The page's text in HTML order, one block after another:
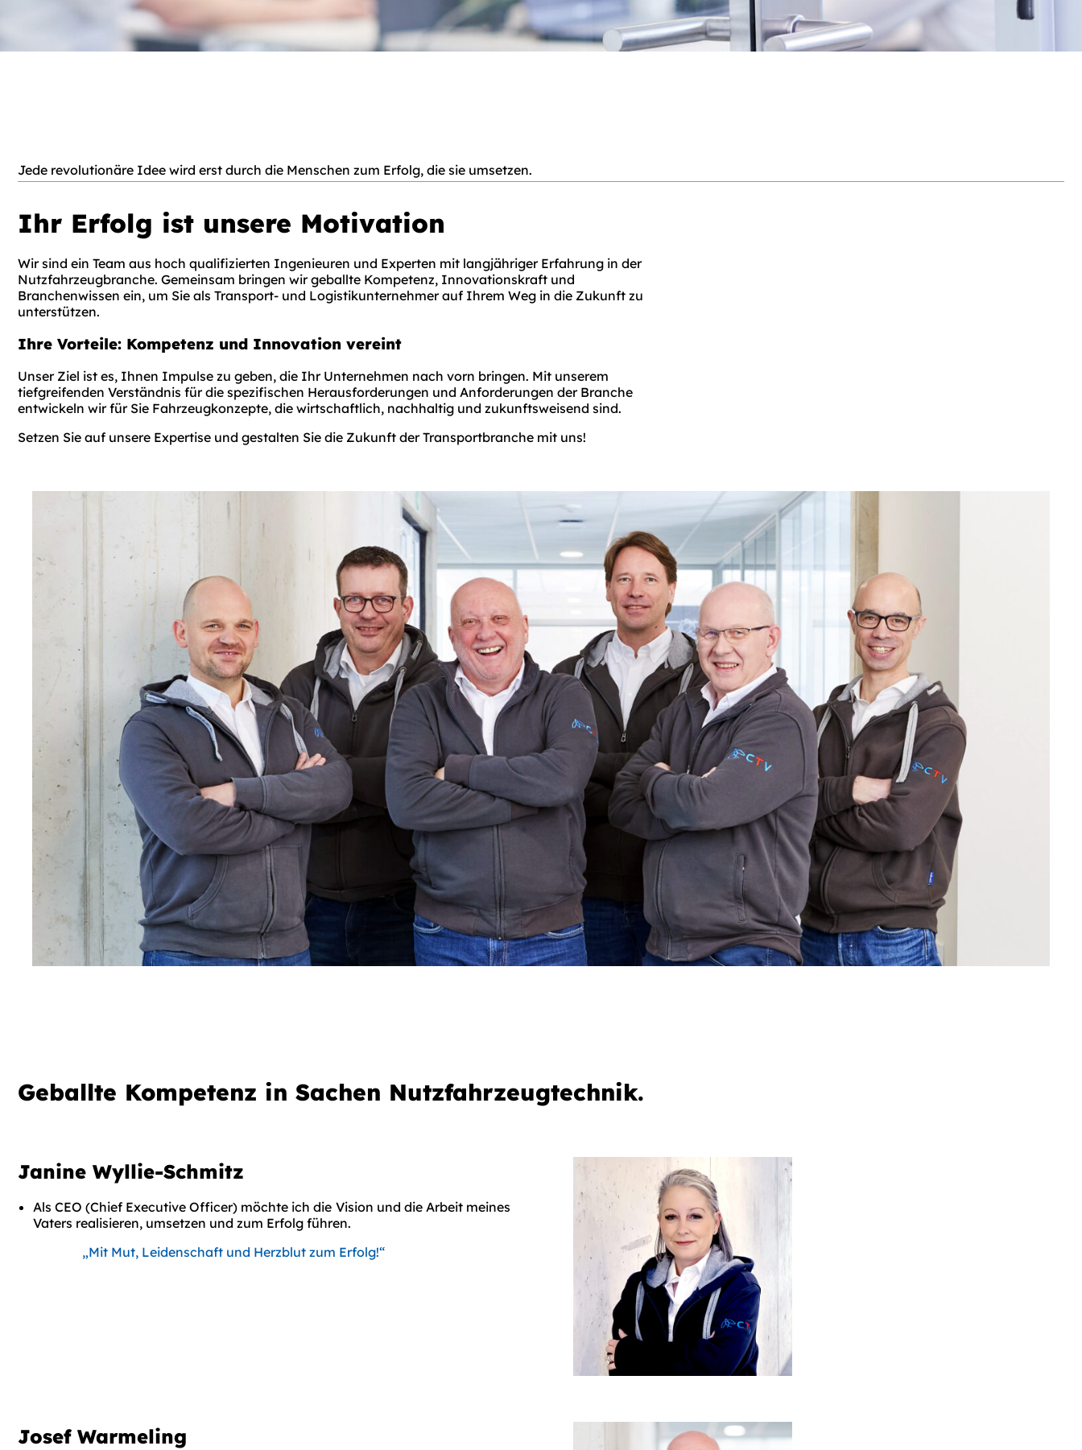
Jede revolutionäre Idee wird erst durch die Menschen zum Erfolg, die sie umsetzen.
Ihr Erfolg ist unsere Motivation
Wir sind ein Team aus hoch qualifizierten Ingenieuren und Experten mit langjähriger Erfahrung in der
Nutzfahrzeugbranche. Gemeinsam bringen wir geballte Kompetenz, Innovationskraft und
Branchenwissen ein, um Sie als Transport- und Logistikunternehmer auf Ihrem Weg in die Zukunft zu
unterstützen.
Ihre Vorteile: Kompetenz und Innovation vereint
Unser Ziel ist es, Ihnen Impulse zu geben, die Ihr Unternehmen nach vorn bringen. Mit unserem
tiefgreifenden Verständnis für die spezifischen Herausforderungen und Anforderungen der Branche
entwickeln wir für Sie Fahrzeugkonzepte, die wirtschaftlich, nachhaltig und zukunftsweisend sind.
Setzen Sie auf unsere Expertise und gestalten Sie die Zukunft der Transportbranche mit uns!
Geballte Kompetenz in Sachen Nutzfahrzeugtechnik.
Janine Wyllie-Schmitz
Als CEO (Chief Executive Officer) möchte ich die Vision und die Arbeit meines
Vaters realisieren, umsetzen und zum Erfolg führen.
„Mit Mut, Leidenschaft und Herzblut zum Erfolg!“
Josef Warmeling